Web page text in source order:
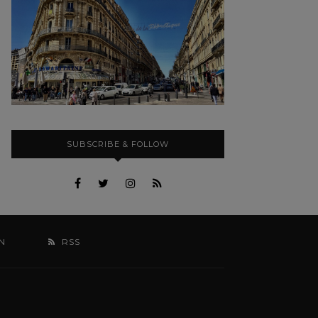
SUBSCRIBE & FOLLOW
RSS